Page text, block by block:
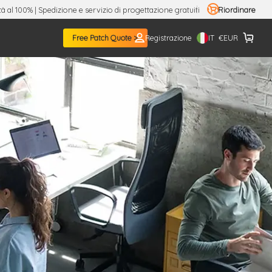
al 100% | Spedizione e servizio di progettazione gratuiti Riordinare
Free Patch Quote > Registrazione IT €EUR